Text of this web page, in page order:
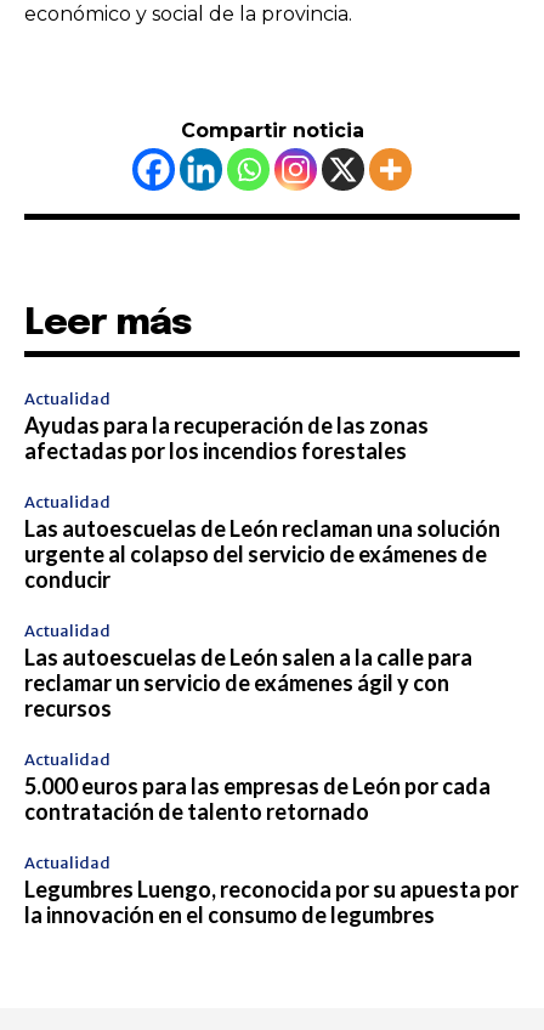
económico y social de la provincia.
Compartir noticia
Leer más
Actualidad
Ayudas para la recuperación de las zonas
afectadas por los incendios forestales
Actualidad
Las autoescuelas de León reclaman una solución
urgente al colapso del servicio de exámenes de
conducir
Actualidad
Las autoescuelas de León salen a la calle para
reclamar un servicio de exámenes ágil y con
recursos
Actualidad
5.000 euros para las empresas de León por cada
contratación de talento retornado
Actualidad
Legumbres Luengo, reconocida por su apuesta por
la innovación en el consumo de legumbres